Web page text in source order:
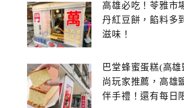
高雄必吃！苓雅市
丹紅豆餅，餡料多
滋味！
巴堂蜂蜜蛋糕(高
尚玩家推薦，高雄
伴手禮！還有每日